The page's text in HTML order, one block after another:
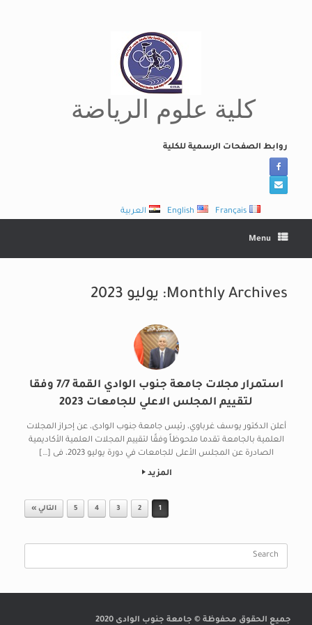
كلية علوم الرياضة
روابط الصفحات الرسمية للكلية
العربية English Français
Menu
Monthly Archives: يوليو 2023
استمرار مجلات جامعة جنوب الوادي القمة 7/7 وفقا
لتقييم المجلس الاعلي للجامعات 2023
أعلن الدكتور يوسف غرباوي، رئيس جامعة جنوب الوادى، عن إحراز المجلات
العلمية بالجامعة تقدما ملحوظاً وفقًا لتقييم المجلات العلمية الأكاديمية
الصادرة عن المجلس الأعلى للجامعات في دورة يوليو 2023، فى […]
المزيد
1
2
3
4
5 التالي »
Search
جميع الحقوق محفوظة © جامعة جنوب الوادى 2020